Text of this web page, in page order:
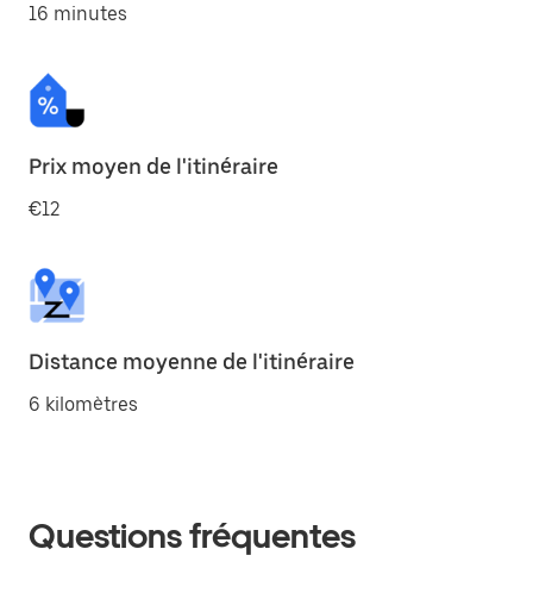
16 minutes
Prix moyen de l'itinéraire
€12
Distance moyenne de l'itinéraire
6 kilomètres
Questions fréquentes